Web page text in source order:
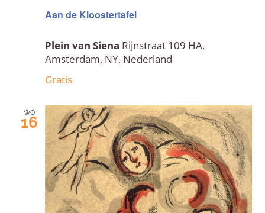
Aan de Kloostertafel
Plein van Siena Rijnstraat 109 HA,
Amsterdam, NY, Nederland
Gratis
wo
16